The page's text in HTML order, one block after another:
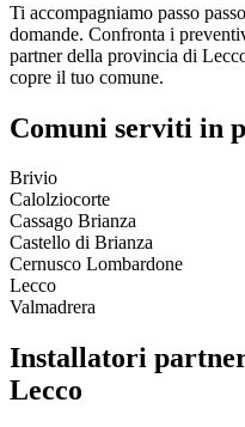
Ti accompagniamo passo
domande. Confronta i
partner della provincia di
copre il tuo comune.
Comuni serviti in
Brivio
Calolziocorte
Cassago Brianza
Castello di Brianza
Cernusco Lombardone
Lecco
Valmadrera
Installatori
Lecco